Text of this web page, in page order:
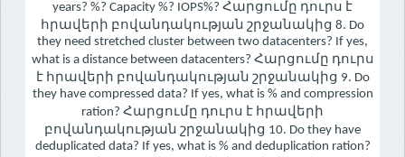
years? %? Capacity %? IOPS%? Հարցումը դուրս է
հրավերի բովանդակության շրջանակից 8. Do
they need stretched cluster between two datacenters? If yes,
what is a distance between datacenters? Հարցումը դուրս
է հրավերի բովանդակության շրջանակից 9. Do
they have compressed data? If yes, what is % and compression
ration? Հարցումը դուրս է հրավերի
բովանդակության շրջանակից 10. Do they have
deduplicated data? If yes, what is % and deduplication ration?